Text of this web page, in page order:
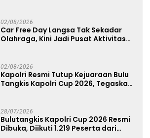
02/08/2026
Car Free Day Langsa Tak Sekadar
Olahraga, Kini Jadi Pusat Aktivitas
02/08/2026
Kapolri Resmi Tutup Kejuaraan Bulu
Tangkis Kapolri Cup 2026, Tegaskan
28/07/2026
Bulutangkis Kapolri Cup 2026 Resmi
Dibuka, Diikuti 1.219 Peserta dari